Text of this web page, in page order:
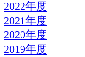
2022年度
2021年度
2020年度
2019年度